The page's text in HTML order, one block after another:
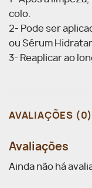
colo.
2- Pode ser
ou Sérum
3- Reaplicar ao
AVALIAÇÕES (0)
Avaliações
Ainda não há